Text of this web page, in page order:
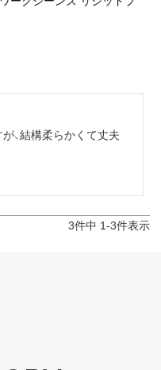
、結構柔らかくて丈夫
3件中 1-3件表示